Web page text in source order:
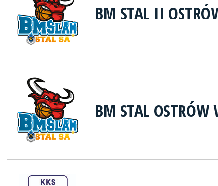
BM STAL II
BM STAL OSTRÓW